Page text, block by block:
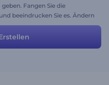
Fangen Sie die
beeindrucken Sie es. Ändern
hinzu, laden Sie Ihre Medien